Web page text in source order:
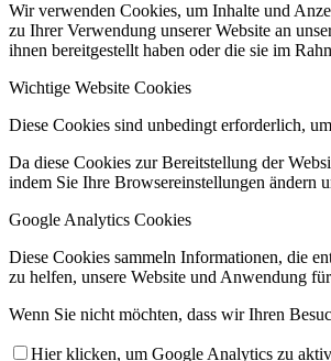
Wir verwenden Cookies, um Inhalte und
zu Ihrer Verwendung unserer Website an
ihnen bereitgestellt haben oder die sie im
Wichtige Website Cookies
Diese Cookies sind unbedingt erforderlich,
Da diese Cookies zur Bereitstellung der
indem Sie Ihre Browsereinstellungen ändern
Google Analytics Cookies
Diese Cookies sammeln Informationen, die
zu helfen, unsere Website und Anwendung
Wenn Sie nicht möchten, dass wir Ihren
Hier klicken, um Google Analytics zu